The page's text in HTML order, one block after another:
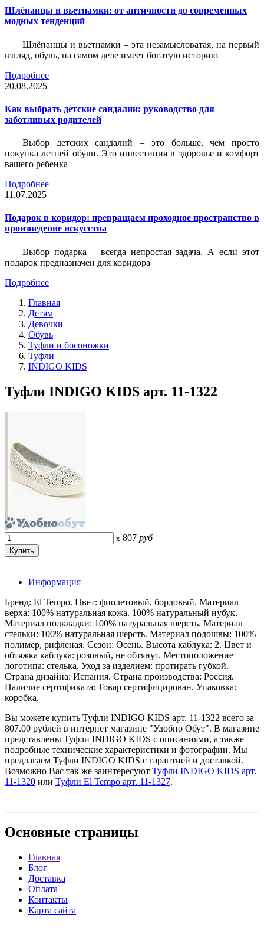
Шлёпанцы и вьетнамки: от античности до современных
модных тенденций
Шлёпанцы и вьетнамки – эта незамысловатая, на первый
взгляд, обувь, на самом деле имеет богатую историю
Подробнее
20.08.2025
Как выбрать детские сандалии: руководство для
заботливых родителей
Выбор детских сандалий – это больше, чем просто
покупка летней обуви. Это инвестиция в здоровье и комфорт
вашего ребенка
Подробнее
11.07.2025
Подарок в коридор: превращаем проходное пространство в
произведение искусства
Выбор подарка – всегда непростая задача. А если этот
подарок предназначен для коридора
Подробнее
Главная
Детям
Девочки
Обувь
Туфли и босоножки
Туфли
INDIGO KIDS
Туфли INDIGO KIDS арт. 11-1322
x 807 руб
Информация
Бренд: El Tempo. Цвет: фиолетовый, бордовый. Материал
верха: 100% натуральная кожа. 100% натуральный нубук.
Материал подкладки: 100% натуральная шерсть. Материал
стельки: 100% натуральная шерсть. Материал подошвы: 100%
полимер, рифленая. Сезон: Осень. Высота каблука: 2. Цвет и
обтяжка каблука: розовый, не обтянут. Местоположение
логотипа: стелька. Уход за изделием: протирать губкой.
Страна дизайна: Испания. Страна производства: Россия.
Наличие сертификата: Товар сертифицирован. Упаковка:
коробка.
Вы можете купить Туфли INDIGO KIDS арт. 11-1322 всего за
807.00 рублей в интернет магазине "Удобно Обут". В магазине
представлены Туфли INDIGO KIDS с описаниями, а также
подробные технические характеристики и фотографии. Мы
предлагаем Туфли INDIGO KIDS с гарантией и доставкой.
Возможно Вас так же заинтересуют Туфли INDIGO KIDS арт.
11-1320 или Туфли El Tempo арт. 11-1327.
Основные страницы
Главная
Блог
Доставка
Оплата
Контакты
Карта сайта